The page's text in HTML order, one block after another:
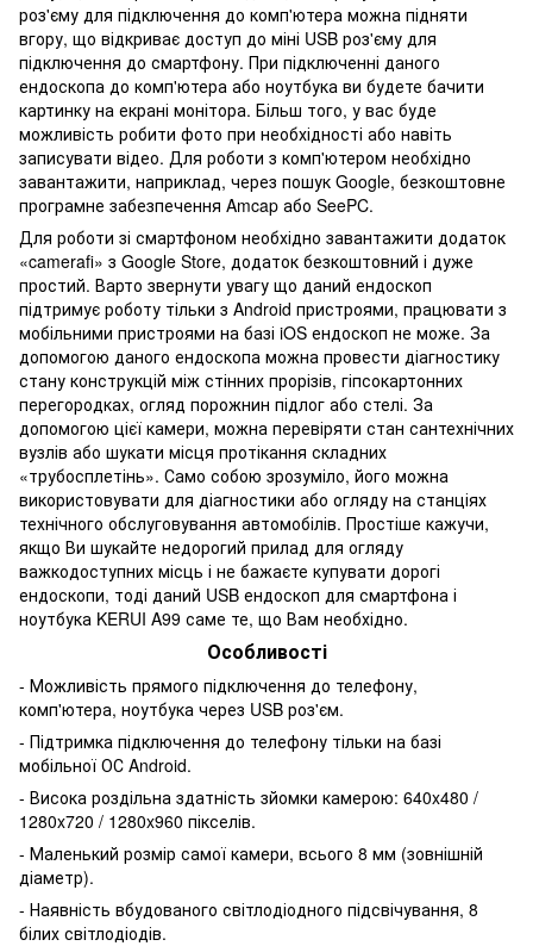
роз'єму для підключення до комп'ютера можна підняти
вгору, що відкриває доступ до міні USB роз'єму для
підключення до смартфону. При підключенні даного
ендоскопа до комп'ютера або ноутбука ви будете бачити
картинку на екрані монітора. Більш того, у вас буде
можливість робити фото при необхідності або навіть
записувати відео. Для роботи з комп'ютером необхідно
завантажити, наприклад, через пошук Google, безкоштовне
програмне забезпечення Amcap або SeePC.
Для роботи зі смартфоном необхідно завантажити додаток
«camerafi» з Google Store, додаток безкоштовний і дуже
простий. Варто звернути увагу що даний ендоскоп
підтримує роботу тільки з Android пристроями, працювати з
мобільними пристроями на базі iOS ендоскоп не може. За
допомогою даного ендоскопа можна провести діагностику
стану конструкцій між стінних прорізів, гіпсокартонних
перегородках, огляд порожнин підлог або стелі. За
допомогою цієї камери, можна перевіряти стан сантехнічних
вузлів або шукати місця протікання складних
«трубосплетінь». Само собою зрозуміло, його можна
використовувати для діагностики або огляду на станціях
технічного обслуговування автомобілів. Простіше кажучи,
якщо Ви шукайте недорогий прилад для огляду
важкодоступних місць і не бажаєте купувати дорогі
ендоскопи, тоді даний USB ендоскоп для смартфона і
ноутбука KERUI A99 саме те, що Вам необхідно.
Особливості
- Можливість прямого підключення до телефону,
комп'ютера, ноутбука через USB роз'єм.
- Підтримка підключення до телефону тільки на базі
мобільної ОС Android.
- Висока роздільна здатність зйомки камерою: 640x480 /
1280x720 / 1280x960 пікселів.
- Маленький розмір самої камери, всього 8 мм (зовнішній
діаметр).
- Наявність вбудованого світлодіодного підсвічування, 8
білих світлодіодів.